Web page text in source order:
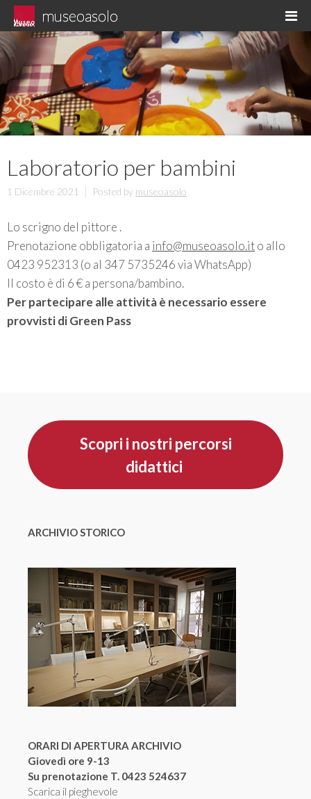
Skip
to
content
museoasolo
Asolo museo diffuso
Laboratorio per bambini
1 Dicembre 2021 Posted by museoasolo
Lo scrigno del pittore .
Prenotazione obbligatoria a info@museoasolo.ito allo
0423 952313 (o al 347 5735246 via WhatsApp)
Il costo è di 6 € a persona/bambino.
Per partecipare alle attività è necessario essere
provvisti di Green Pass
Scopri i nostri percorsi
didattici
ARCHIVIO STORICO
ORARI DI APERTURA ARCHIVIO
Giovedì ore 9-13
Su prenotazione T. 0423 524637
Scarica il pieghevole